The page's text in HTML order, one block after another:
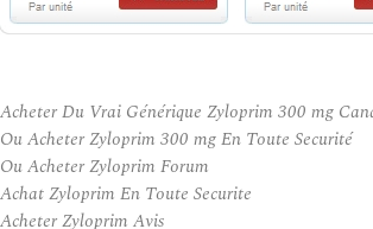
Acheter Du Vrai Générique Zyloprim 300 mg
Ou Acheter Zyloprim 300 mg En Toute Securité
Ou Acheter Zyloprim Forum
Achat Zyloprim En Toute Securite
Acheter Zyloprim Avis